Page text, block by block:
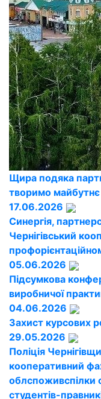
Щира подяка
творимо майбутнє
17.06.2026
Синергія,
Чернігівський
05.06.2026
Підсумкова
виробничої
04.06.2026
Захист курсових
29.05.2026
Поліція
кооперативний
облспоживспілки
студентів-